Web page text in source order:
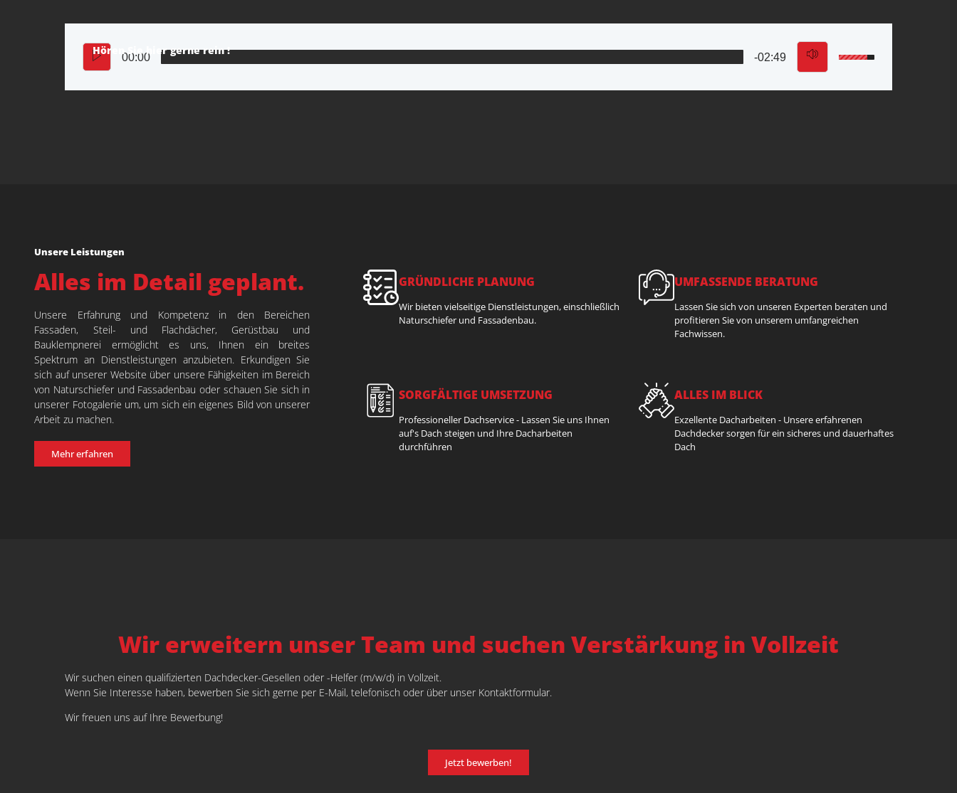
00:00
Hören Sie hier gerne rein !
-02:49
Unsere Leistungen
Alles im Detail geplant.
Unsere Erfahrung und Kompetenz in den Bereichen
Fassaden, Steil- und Flachdächer, Gerüstbau und
Bauklempnerei ermöglicht es uns, Ihnen ein breites
Spektrum an Dienstleistungen anzubieten. Erkundigen Sie
sich auf unserer Website über unsere Fähigkeiten im Bereich
von Naturschiefer und Fassadenbau oder schauen Sie sich in
unserer Fotogalerie um, um sich ein eigenes Bild von unserer
Arbeit zu machen.
Mehr erfahren
GRÜNDLICHE PLANUNG
Wir bieten vielseitige Dienstleistungen, einschließlich
Naturschiefer und Fassadenbau.
UMFASSENDE BERATUNG
Lassen Sie sich von unseren Experten beraten und
profitieren Sie von unserem umfangreichen
Fachwissen.
SORGFÄLTIGE UMSETZUNG
Professioneller Dachservice - Lassen Sie uns Ihnen
auf's Dach steigen und Ihre Dacharbeiten
durchführen
ALLES IM BLICK
Exzellente Dacharbeiten - Unsere erfahrenen
Dachdecker sorgen für ein sicheres und dauerhaftes
Dach
Wir erweitern unser Team und suchen Verstärkung in Vollzeit
Wir suchen einen qualifizierten Dachdecker-Gesellen oder -Helfer (m/w/d) in Vollzeit.
Wenn Sie Interesse haben, bewerben Sie sich gerne per E-Mail, telefonisch oder über unser Kontaktformular.
Wir freuen uns auf Ihre Bewerbung!
Jetzt bewerben!